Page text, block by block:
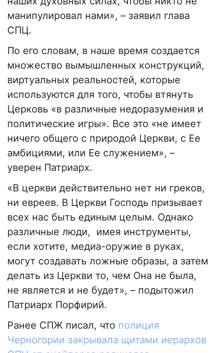
манипулировал нами», – заявил глава
СПЦ.
По его словам, в наше время создается
множество вымышленных конструкций,
виртуальных реальностей, которые
используются для того, чтобы втянуть
Церковь «в различные недоразумения и
политические игры». Все это «не имеет
ничего общего с природой Церкви, с Ее
амбициями, или Ее служением», –
уверен Патриарх.
«В церкви действительно нет ни греков,
ни евреев. В Церкви Господь призывает
всех нас быть единым целым. Однако
различные люди, имея инструменты,
если хотите, медиа-оружие в руках,
могут создавать ложные образы, а затем
делать из Церкви то, чем Она не была,
не является и не будет», – подытожил
Патриарх Порфирий.
Ранее СПЖ писал, что полиция
Черногории закрывала щитами иерархов